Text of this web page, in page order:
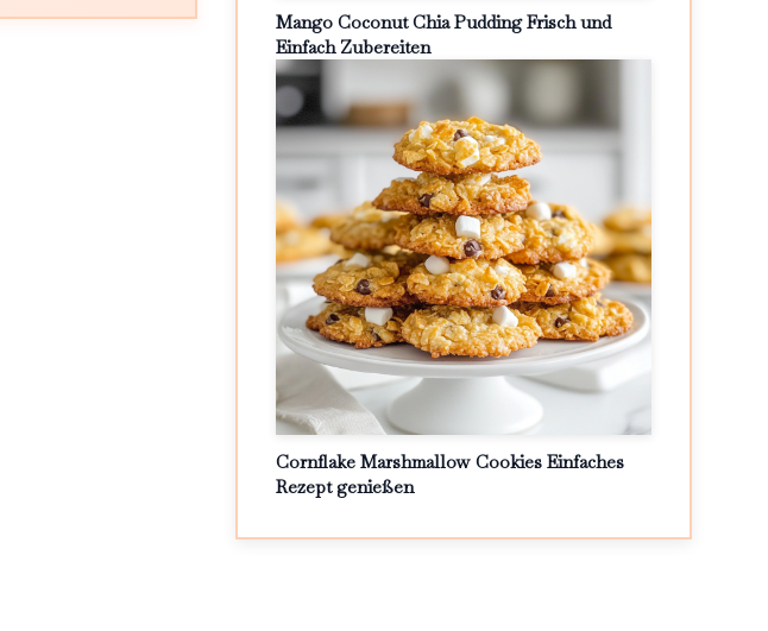
Mango Coconut Chia Pudding Frisch und
Einfach Zubereiten
Cornflake Marshmallow Cookies Einfaches
Rezept genießen